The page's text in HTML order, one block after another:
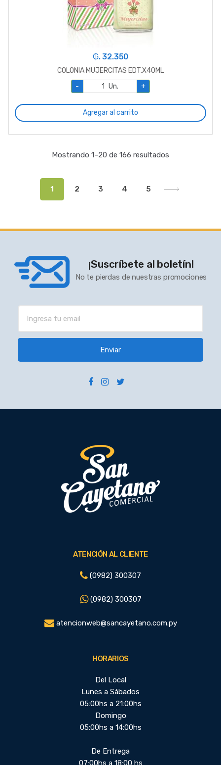
₲. 32.350
COLONIA MUJERCITAS EDT.X40ML
-
Un. +
Agregar al carrito
Mostrando 1–20 de 166 resultados
1 2 3 4 5
¡Suscríbete al boletín!
No te pierdas de nuestras promociones
Enviar
ATENCIÓN AL CLIENTE
(0982) 300307
(0982) 300307
atencionweb@sancayetano.com.py
HORARIOS
Del Local
Lunes a Sábados
05:00hs a 21:00hs
Domingo
05:00hs a 14:00hs
De Entrega
07:00hs a 18:00 hs